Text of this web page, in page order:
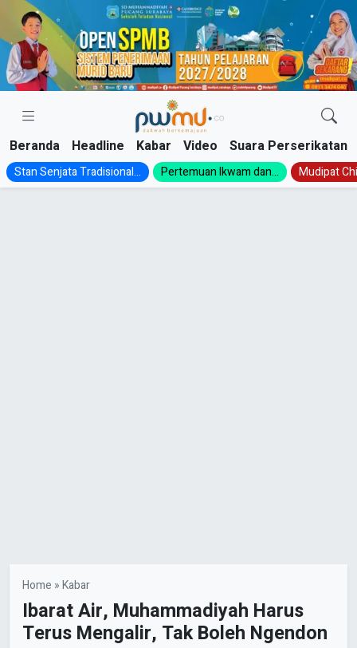
Skip
content
Beranda Headline Kabar Video Suara Perserikatan
Stan Senjata Tradisional... Pertemuan Ikwam dan... Mudipat
Home »Kabar
Ibarat Air, Muhammadiyah Harus
Terus Mengalir, Tak Boleh Ngendon